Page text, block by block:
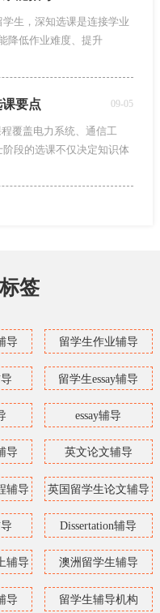
生，深知选课是连接学业
降低作业难度、提升
要点 09-05
覆盖电力系统、通信工
段的选课不仅决定知识体
签
导 留学生作业辅导
留学生essay辅导
essay辅导
导 英文论文辅导
辅导 英国留学生论文辅导
Dissertation辅导
辅导 澳洲留学生辅导
导 留学生辅导机构